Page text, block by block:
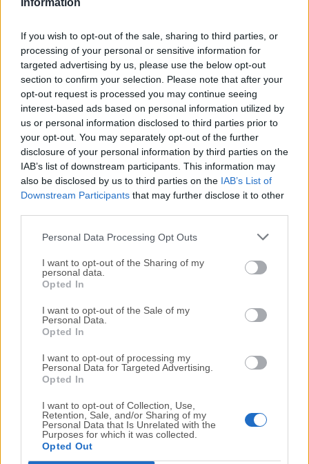
Information
If you wish to opt-out of the sale, sharing to third parties, or
processing of your personal or sensitive information for
targeted advertising by us, please use the below opt-out
section to confirm your selection. Please note that after your
opt-out request is processed you may continue seeing
interest-based ads based on personal information utilized by
us or personal information disclosed to third parties prior to
your opt-out. You may separately opt-out of the further
disclosure of your personal information by third parties on the
IAB’s list of downstream participants. This information may
also be disclosed by us to third parties on the IAB’s List of
Downstream Participants that may further disclose it to other
Personal Data Processing Opt Outs
I want to opt-out of the Sharing of my
personal data.
Opted In
I want to opt-out of the Sale of my
Personal Data.
Opted In
I want to opt-out of processing my
Personal Data for Targeted Advertising.
Opted In
I want to opt-out of Collection, Use,
Retention, Sale, and/or Sharing of my
Personal Data that Is Unrelated with the
Purposes for which it was collected.
Opted Out
Fecha Publicado: 24 jul.. 2019 (hace 7 años)
Zotero 5.0.71
Fecha Publicado: 18 jul.. 2019 (hace 7 años)
Zotero 5.0.70
Fecha Publicado: 13 jul.. 2019 (hace 7 años)
Zotero 5.0.69
Fecha Publicado: 25 jun.. 2019 (hace 7 años)
Zotero 5.0.68
Fecha Publicado: 20 jun.. 2019 (hace 7 años)
Fecha Publicado: 12 abr.. 2019 (hace 7 años)
Fecha Publicado: 27 mar.. 2019 (hace 7 años)
1 2 3 4